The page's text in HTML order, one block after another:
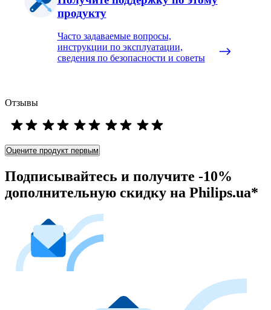
продукту
Часто задаваемые вопросы,
инструкции по эксплуатации,
сведения по безопасности и советы
Отзывы
Оцените продукт первым
Подписывайтесь и получите -10%
дополнительную скидку на Philips.ua*